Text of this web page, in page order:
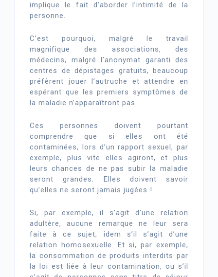
implique le fait d’aborder l’intimité de la
personne.
C’est pourquoi, malgré le travail
magnifique des associations, des
médecins, malgré l’anonymat garanti des
centres de dépistages gratuits, beaucoup
préfèrent jouer l’autruche et attendre en
espérant que les premiers symptômes de
la maladie n’apparaîtront pas.
Ces personnes doivent pourtant
comprendre que si elles ont été
contaminées, lors d’un rapport sexuel, par
exemple, plus vite elles agiront, et plus
leurs chances de ne pas subir la maladie
seront grandes. Elles doivent savoir
qu’elles ne seront jamais jugées !
Si, par exemple, il s’agit d’une relation
adultère, aucune remarque ne leur sera
faite à ce sujet, idem s’il s’agit d’une
relation homosexuelle. Et si, par exemple,
la consommation de produits interdits par
la loi est liée à leur contamination, ou s’il